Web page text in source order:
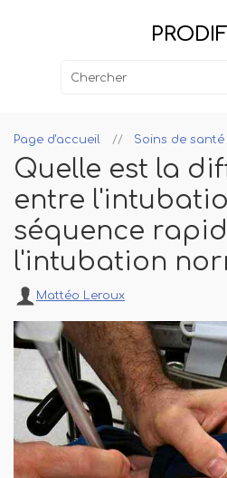
Page d'accueil Soins de santé
Quelle est la
entre
séquence
l'intubation
Mattéo Leroux